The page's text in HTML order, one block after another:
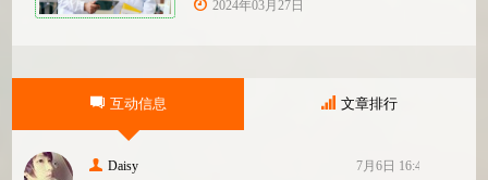
2024年03月27日
互动信息 文章排行
Daisy 7月6日 16:47